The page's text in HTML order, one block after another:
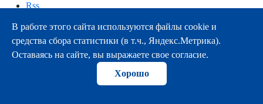
Rss
163000, г.Архангельск, пр-т Троицкий, 51
тел.:+7 (8182) 21-11-63
e-mail:info@nsmu.ru
© ФГБОУ ВО СГМУ (г. Архангельск) Минздрава России
В работе этого сайта используются файлы cookie и
средства сбора статистики (в т.ч., Яндекс.Метрика).
Оставаясь на сайте, вы выражаете свое согласие.
Хорошо